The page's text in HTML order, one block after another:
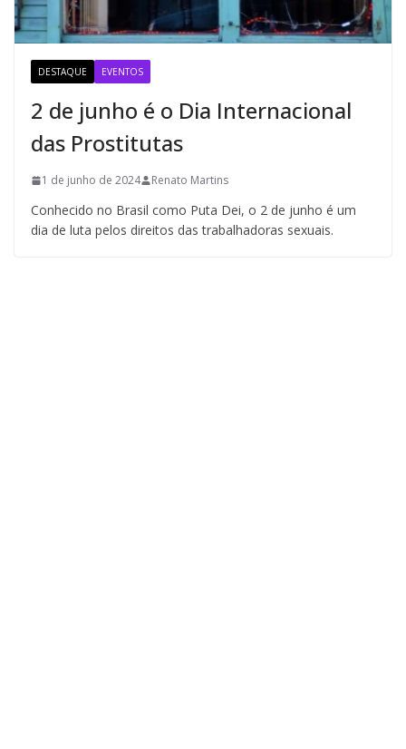
DESTAQUE EVENTOS
2 de junho é o Dia Internacional
das Prostitutas
1 de junho de 2024 Renato Martins
Conhecido no Brasil como Puta Dei, o 2 de junho é um
dia de luta pelos direitos das trabalhadoras sexuais.